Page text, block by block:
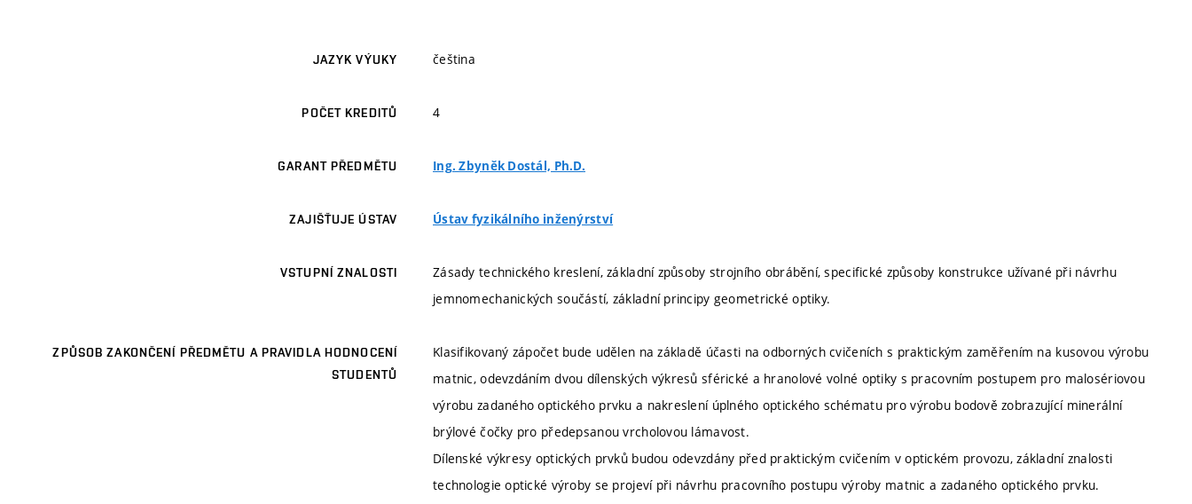
JAZYK VÝUKY čeština
POČET KREDITŮ 4
GARANT PŘEDMĚTU Ing. Zbyněk Dostál, Ph.D.
ZAJIŠŤUJE ÚSTAV Ústav fyzikálního inženýrství
VSTUPNÍ ZNALOSTI
Zásady technického kreslení, základní způsoby strojního obrábění, specifické způsoby konstrukce užívané při návrhu
jemnomechanických součástí, základní principy geometrické optiky.
ZPŮSOB ZAKONČENÍ PŘEDMĚTU A PRAVIDLA HODNOCENÍ
STUDENTŮ
Klasifikovaný zápočet bude udělen na základě účasti na odborných cvičeních s praktickým zaměřením na kusovou výrobu
matnic, odevzdáním dvou dílenských výkresů sférické a hranolové volné optiky s pracovním postupem pro malosériovou
výrobu zadaného optického prvku a nakreslení úplného optického schématu pro výrobu bodově zobrazující minerální
brýlové čočky pro předepsanou vrcholovou lámavost.
Dílenské výkresy optických prvků budou odevzdány před praktickým cvičením v optickém provozu, základní znalosti
technologie optické výroby se projeví při návrhu pracovního postupu výroby matnic a zadaného optického prvku.